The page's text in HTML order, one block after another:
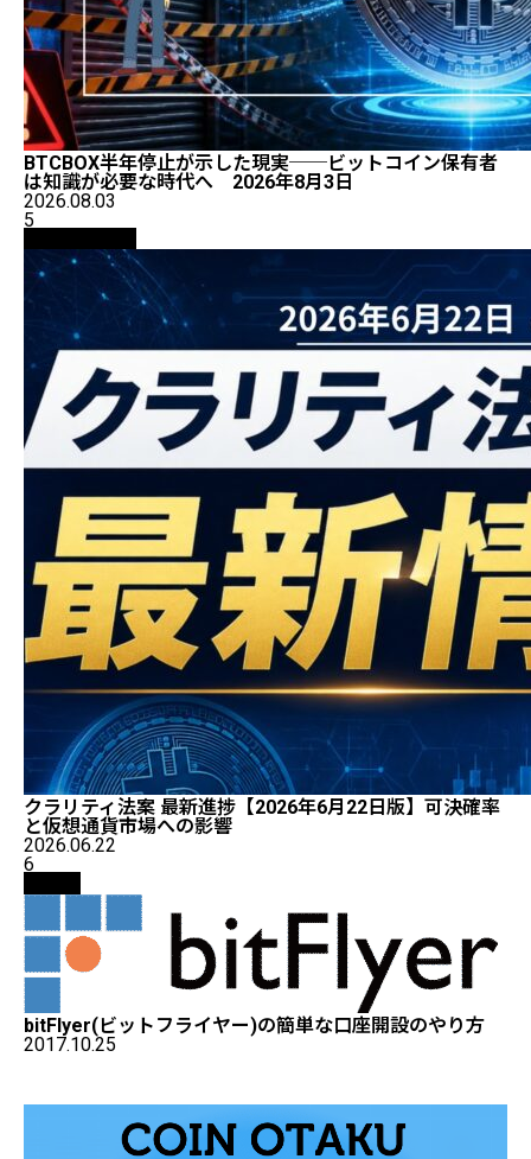
BTCBOX半年停止が示した現実──ビットコイン保有者
は知識が必要な時代へ 2026年8月3日
2026.08.03
5
クラリティ法案 最新進捗【2026年6月22日版】可決確率
と仮想通貨市場への影響
2026.06.22
6
bitFlyer(ビットフライヤー)の簡単な口座開設のやり方
2017.10.25